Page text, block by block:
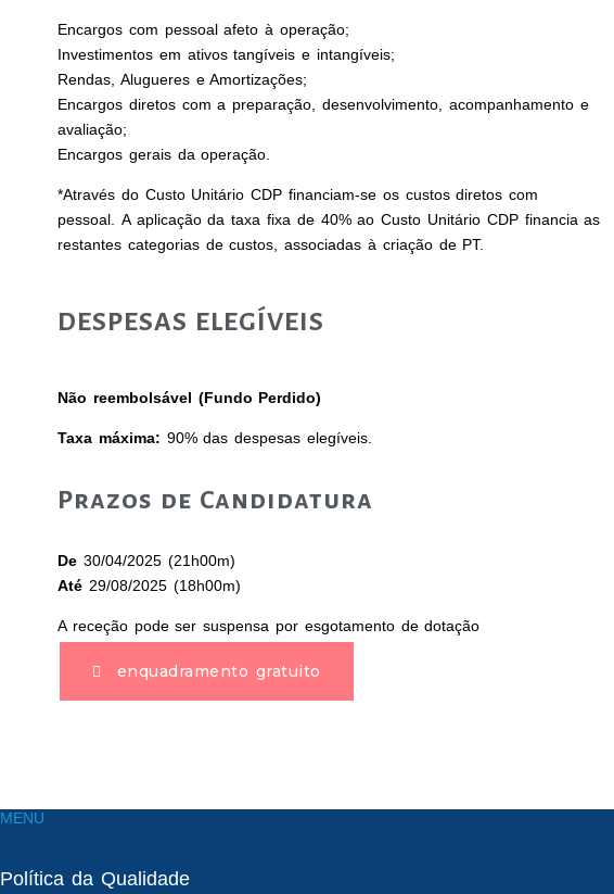
Encargos com pessoal afeto à operação;
Investimentos em ativos tangíveis e intangíveis;
Rendas, Alugueres e Amortizações;
Encargos diretos com a preparação, desenvolvimento, acompanhamento e
avaliação;
Encargos gerais da operação.
*Através do Custo Unitário CDP financiam-se os custos diretos com
pessoal. A aplicação da taxa fixa de 40% ao Custo Unitário CDP financia as
restantes categorias de custos, associadas à criação de PT.
DESPESAS ELEGÍVEIS
Não reembolsável (Fundo Perdido)
Taxa máxima: 90% das despesas elegíveis.
Prazos de Candidatura
De 30/04/2025 (21h00m)
Até 29/08/2025 (18h00m)
A receção pode ser suspensa por esgotamento de dotação
enquadramento gratuito
MENU
Política da Qualidade